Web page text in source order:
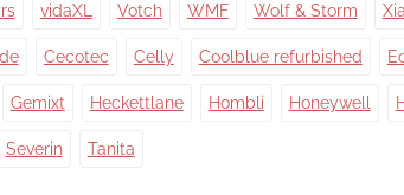
vidaXL Votch WMF Wolf & Storm
Cecotec Celly Coolblue refurbished
Gemixt Heckettlane Hombli Honeywell
Severin Tanita